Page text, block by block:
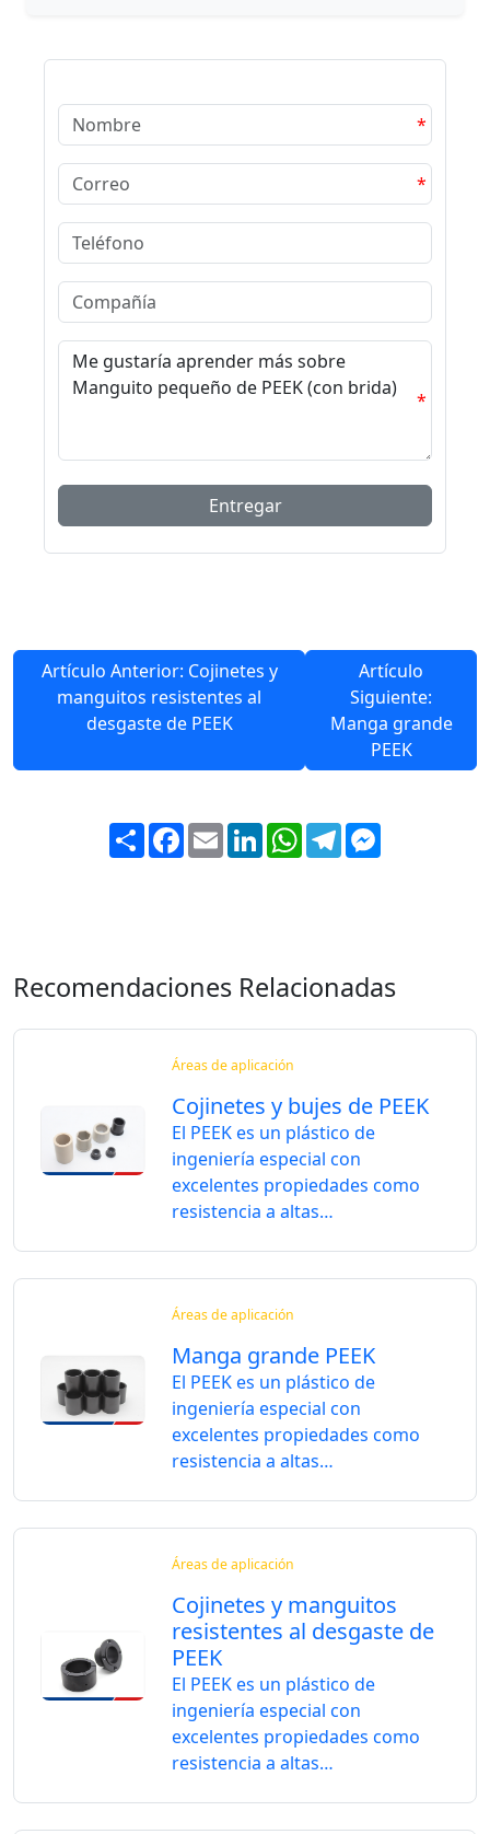
*
*
*
Artículo Anterior: Cojinetes y
manguitos resistentes al
desgaste de PEEK
Artículo
Siguiente:
Manga grande
PEEK
ShareFacebook
EmailLinkedInWhatsApp
Telegram
Recomendaciones Relacionadas
Áreas de aplicación
Cojinetes y bujes de PEEK
El PEEK es un plástico de
ingeniería especial con
excelentes propiedades como
resistencia a altas…
Áreas de aplicación
Manga grande PEEK
El PEEK es un plástico de
ingeniería especial con
excelentes propiedades como
resistencia a altas…
Áreas de aplicación
Cojinetes y manguitos
resistentes al desgaste de
PEEK
El PEEK es un plástico de
ingeniería especial con
excelentes propiedades como
resistencia a altas…